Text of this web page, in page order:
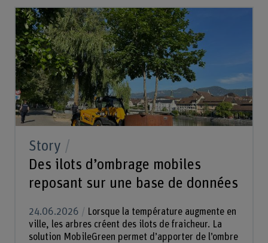
Story
Des ilots d’ombrage mobiles
reposant sur une base de données
24.06.2026
Lorsque la température augmente en
ville, les arbres créent des ilots de fraicheur. La
solution MobileGreen permet d’apporter de l’ombre